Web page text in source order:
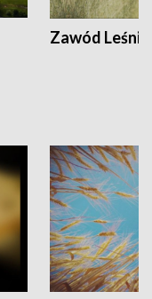
Zawód Leśnik